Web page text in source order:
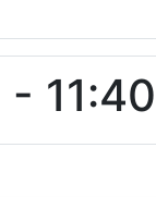
- 11:40